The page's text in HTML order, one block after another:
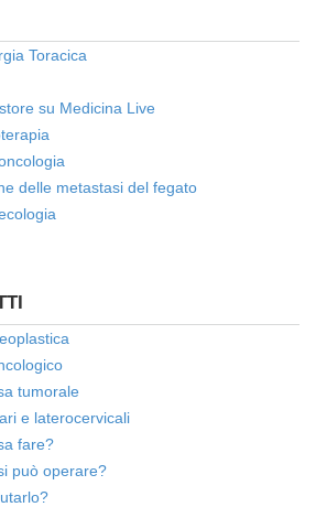
Toracica
su Medicina Live
delle metastasi del fegato
tumorale
e laterocervicali
fare?
può operare?